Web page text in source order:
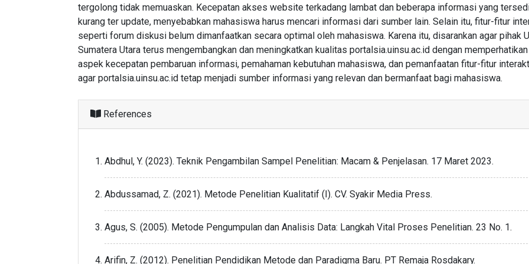
tergolong tidak memuaskan. Kecepatan akses website terkadang lambat dan beberapa informasi yang
kurang ter update, menyebabkan mahasiswa harus mencari informasi dari sumber lain. Selain itu, fitur-fitur
seperti forum diskusi belum dimanfaatkan secara optimal oleh mahasiswa. Karena itu, disarankan agar pihak
Sumatera Utara terus mengembangkan dan meningkatkan kualitas portalsia.uinsu.ac.id dengan memperhatikan
aspek kecepatan pembaruan informasi, pemahaman kebutuhan mahasiswa, dan pemanfaatan fitur-fitur
agar portalsia.uinsu.ac.id tetap menjadi sumber informasi yang relevan dan bermanfaat bagi mahasiswa.
References
Abdhul, Y. (2023). Teknik Pengambilan Sampel Penelitian: Macam & Penjelasan. 17 Maret 2023.
Abdussamad, Z. (2021). Metode Penelitian Kualitatif (I). CV. Syakir Media Press.
Agus, S. (2005). Metode Pengumpulan dan Analisis Data: Langkah Vital Proses Penelitian. 23 No. 1.
Arifin, Z. (2012). Penelitian Pendidikan Metode dan Paradigma Baru. PT Remaja Rosdakary.